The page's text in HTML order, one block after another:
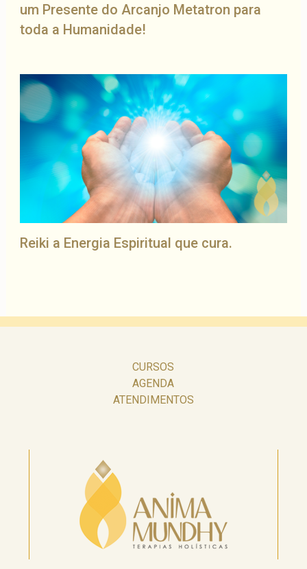
um Presente do Arcanjo Metatron para
toda a Humanidade!
Reiki a Energia Espiritual que cura.
CURSOS
AGENDA
ATENDIMENTOS